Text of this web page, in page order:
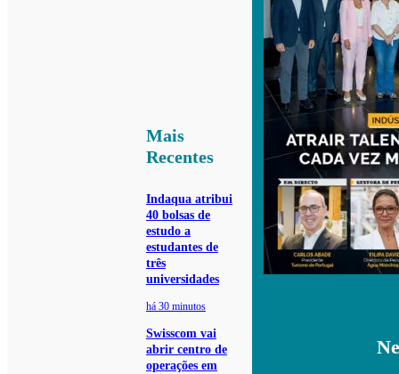
Mais
Recentes
Indaqua atribui
40 bolsas de
estudo a
estudantes de
três
universidades
há 30 minutos
Swisscom vai
abrir centro de
operações em